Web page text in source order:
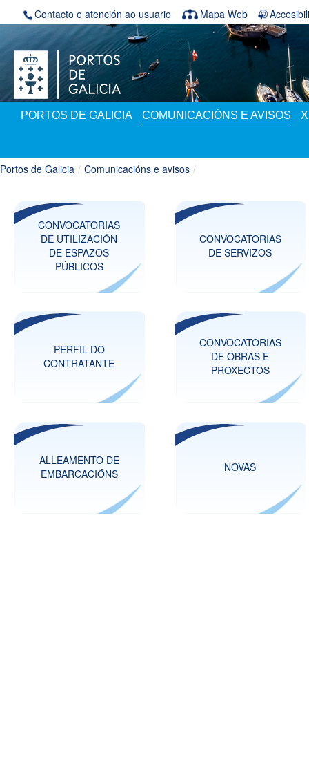
Volver ao contido
Contacto e atención ao usuario Mapa Web
PORTOS DE GALICIA COMUNICACIÓNS E AVISOS
Portos de Galicia / Comunicacións e avisos /
CONVOCATORIAS
DE UTILIZACIÓN
DE ESPAZOS
PÚBLICOS
CONVOCATORIAS
DE SERVIZOS
PERFIL DO
CONTRATANTE
CONVOCATORIAS
DE OBRAS E
PROXECTOS
ALLEAMENTO DE
EMBARCACIÓNS
NOVAS